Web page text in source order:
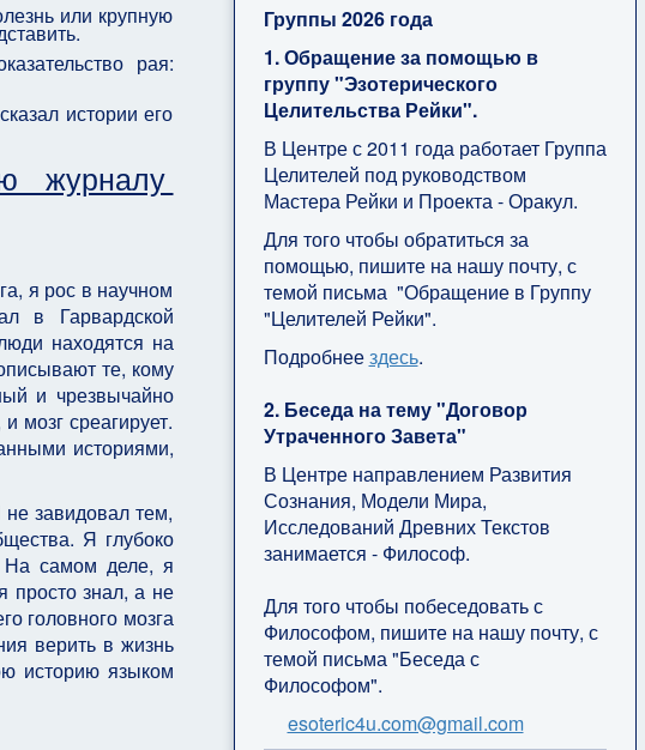
или крупную
рая:
истории его
журналу
я рос в научном
в Гарвардской
находятся на
те, кому
и чрезвычайно
мозг среагирует.
историями,
завидовал тем,
Я глубоко
На самом деле, я
просто знал, а не
головного мозга
верить в жизнь
историю языком
Группы 2026 года
1. Обращение за помощью в
группу "Эзотерического
Целительства Рейки".
В Центре с 2011 года работает Группа
Целителей под руководством
Мастера Рейки и Проекта - Оракул.
Для того чтобы обратиться за
помощью, пишите на нашу почту, с
темой письма "Обращение в Группу
"Целителей Рейки".
Подробнеездесь.
2. Беседа на тему "Договор
Утраченного Завета"
В Центре направлением Развития
Сознания, Модели Мира,
Исследований Древних Текстов
занимается - Философ.
Для того чтобы побеседовать с
Философом, пишите на нашу почту, с
темой письма "Беседа с
Философом".
esoteric4u.com@gmail.com